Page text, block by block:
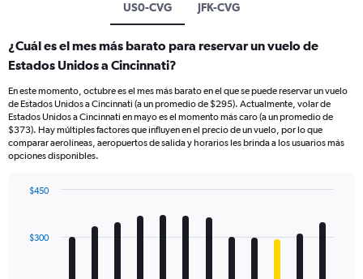
US0-CVG JFK-CVG
¿Cuál es el mes más barato para reservar un vuelo de
Estados Unidos a Cincinnati?
En este momento, octubre es el mes más barato en el que se puede reservar un vuelo
de Estados Unidos a Cincinnati (a un promedio de $295). Actualmente, volar de
Estados Unidos a Cincinnati en mayo es el momento más caro (a un promedio de
$373). Hay múltiples factores que influyen en el precio de un vuelo, por lo que
comparar aerolíneas, aeropuertos de salida y horarios les brinda a los usuarios más
opciones disponibles.
with
12
$300
$450